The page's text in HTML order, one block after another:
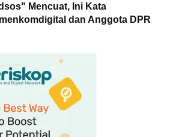
Mencuat, Ini Kata
dan Anggota DPR